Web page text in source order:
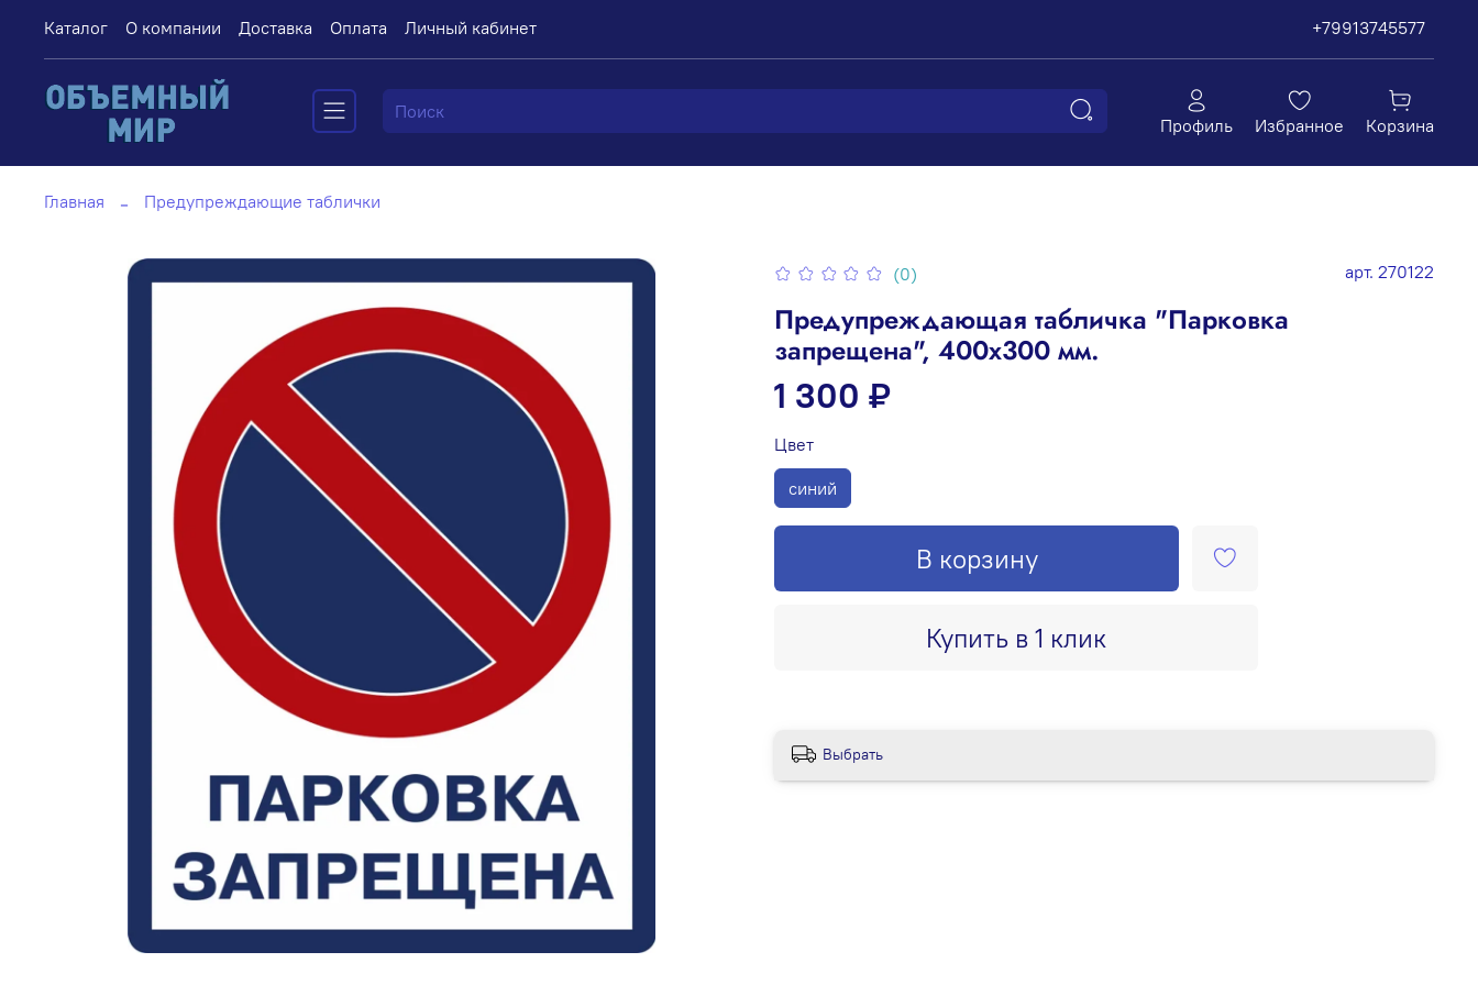
Каталог О компании Доставка Оплата Личный кабинет +79913745577
Профиль Избранное Корзина
Главная Предупреждающие таблички
(0) арт. 270122
Предупреждающая табличка "Парковка
запрещена", 400х300 мм.
1 300 ₽
В корзину
Купить в 1 клик
Цвет
синий
Выбрать